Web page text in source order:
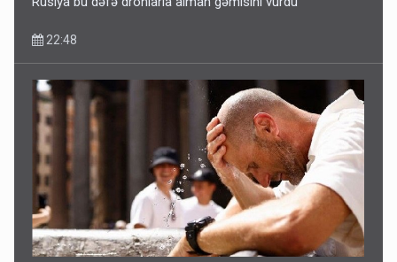
Bu ölkələrə şəxsiyyət vəsiqəsi ilə gedə biləcəksiniz -
SİYAHI
10:53
22:48